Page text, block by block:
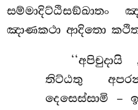
සම්මාදිට්ඨිසඞ්ඛාතං
ඤාණකථා ආදිතො
‘‘අපිචුදායි
තිට්ඨතු
දෙසෙස්සාමි –